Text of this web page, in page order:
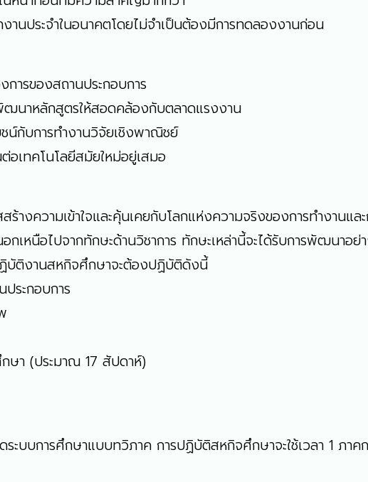
านประจำในอนาคตโดยไม่จำเป็นต้องมีการทดลองงานก่อน
ารของสถานประกอบการ
ฒนาหลักสูตรให้สอดคล้องกับตลาดแรงงาน
ชน์กับการทำงานวิจัยเชิงพาณิชย์
เทคโนโลยีสมัยใหม่อยู่เสมอ
งความเข้าใจและคุ้นเคยกับโลกแห่งความจริงของการทำงานและ
เหนือไปจากทักษะด้านวิชาการ ทักษะเหล่านี้จะได้รับการพัฒนาอ
บัติงานสหกิจศึกษาจะต้องปฏิบัติดังนี้
ระกอบการ
ษา (ประมาณ 17 สัปดาห์)
ะบบการศึกษาแบบทวิภาค การปฏิบัติสหกิจศึกษาจะใช้เวลา 1 ภาคก